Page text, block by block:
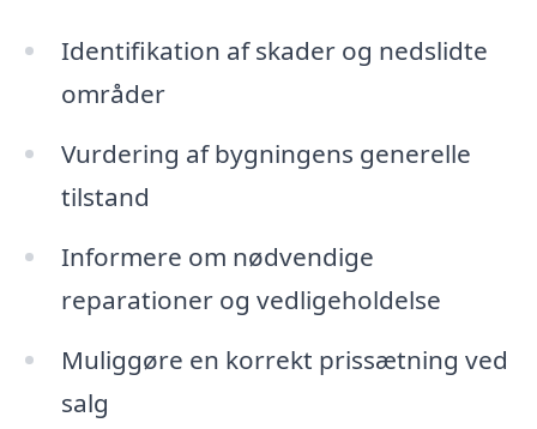
Identifikation af skader og nedslidte
områder
Vurdering af bygningens generelle
tilstand
Informere om nødvendige
reparationer og vedligeholdelse
Muliggøre en korrekt prissætning ved
salg